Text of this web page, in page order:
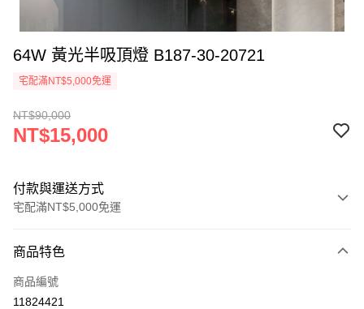
64W 黃光半吸頂燈 B187-30-20721
宅配滿NT$5,000免運
NT$90,000
NT$15,000
付款與運送方式
宅配滿NT$5,000免運
信用卡一次付款
LINE Pay
商品特色
商品編號
11824421